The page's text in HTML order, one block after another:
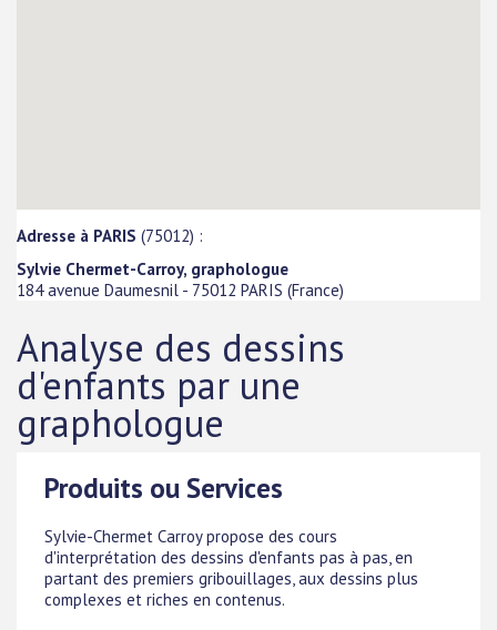
Adresse à PARIS (75012) :
Sylvie Chermet-Carroy, graphologue
184 avenue Daumesnil - 75012 PARIS (France)
Analyse des dessins
d'enfants par une
graphologue
Produits ou Services
Sylvie-Chermet Carroy propose des cours
d'interprétation des dessins d'enfants pas à pas, en
partant des premiers gribouillages, aux dessins plus
complexes et riches en contenus.